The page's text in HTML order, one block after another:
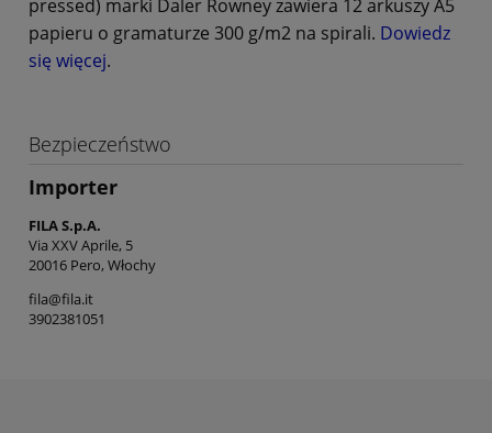
pressed) marki Daler Rowney zawiera 12 arkuszy A5
papieru o gramaturze 300 g/m2 na spirali. Dowiedz
się więcej.
Bezpieczeństwo
Importer
FILA S.p.A.
Via XXV Aprile, 5
20016 Pero, Włochy
fila@fila.it
3902381051